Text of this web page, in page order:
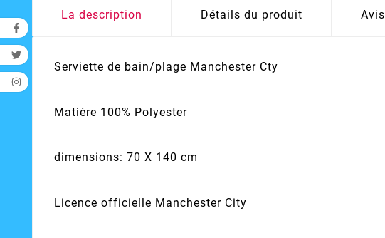
La description Détails du produit Avis
Serviette de bain/plage Manchester Cty
Matière 100% Polyester
dimensions: 70 X 140 cm
Licence officielle Manchester City